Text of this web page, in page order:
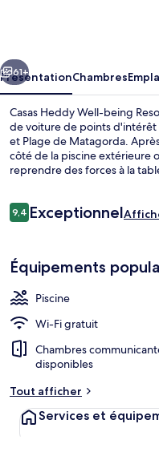
Resort
Suivant
61+
PrésentationChambres
Casas Heddy Well-being
de voiture de points d'intérêt
et Plage de Matagorda.
côté de la piscine extérieure
reprendre des forces à la
sur place, on trouve un bar /
Avis
voyageurs
9,49,4 sur 10
Exceptionnel
Équipements
Piscine
Wi-Fi gratuit
Chambres
disponibles
Tout afficher
Services et